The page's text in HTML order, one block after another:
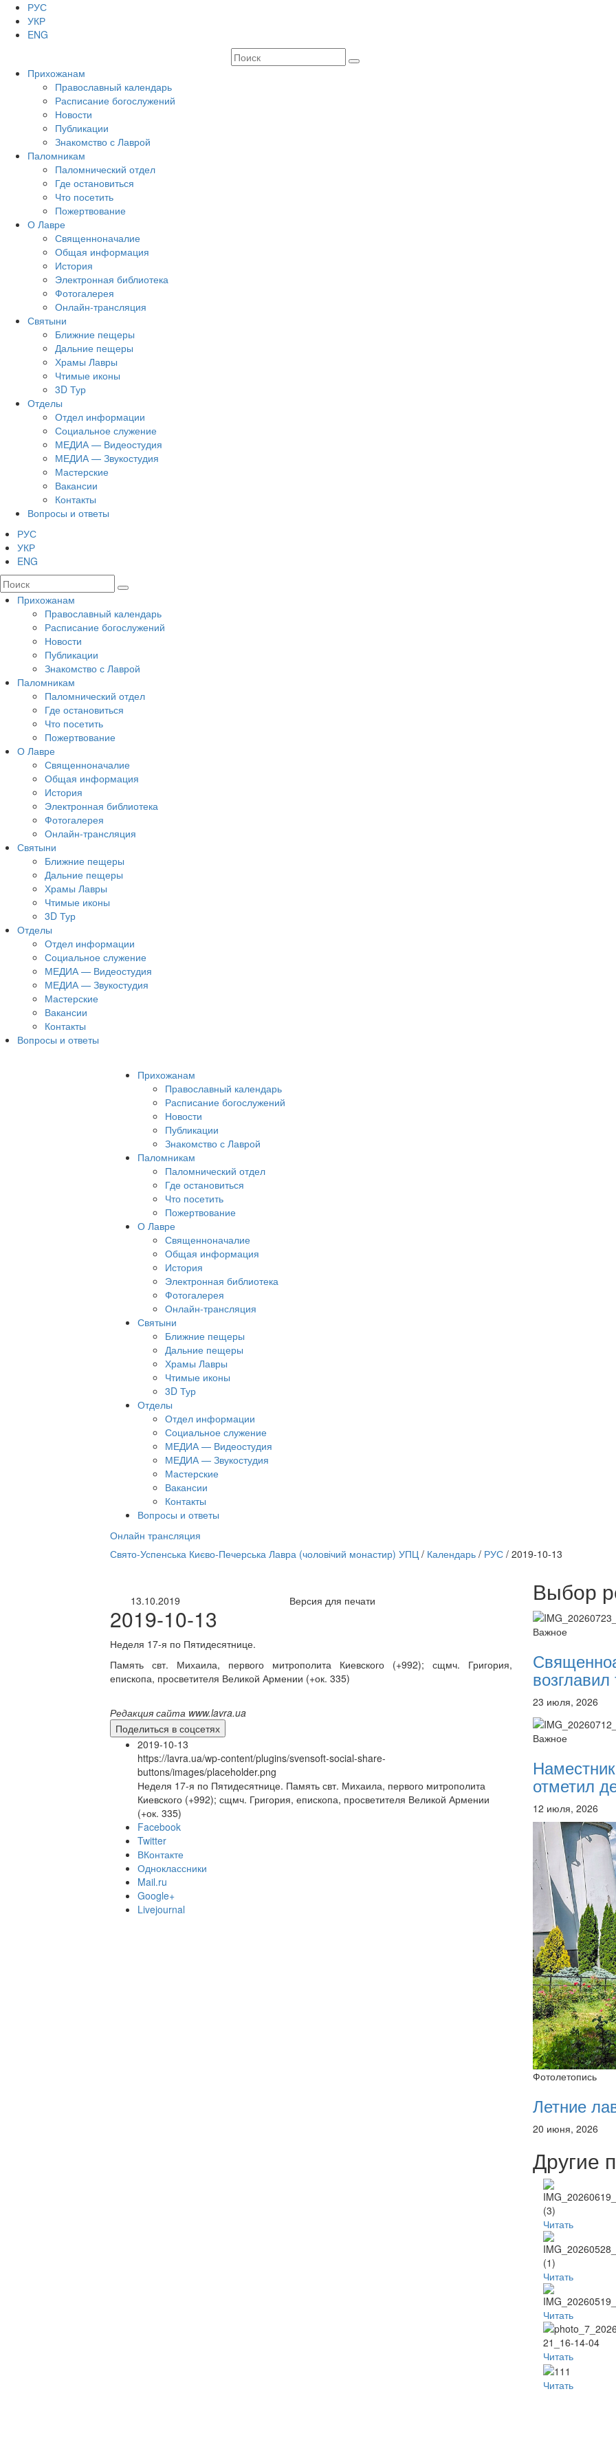
РУС
УКР
ENG
Прихожанам
Православный календарь
Расписание богослужений
Новости
Публикации
Знакомство с Лаврой
Паломникам
Паломнический отдел
Где остановиться
Что посетить
Пожертвование
О Лавре
Священноначалие
Общая информация
История
Электронная библиотека
Фотогалерея
Онлайн-трансляция
Святыни
Ближние пещеры
Дальние пещеры
Храмы Лавры
Чтимые иконы
3D Тур
Отделы
Отдел информации
Социальное служение
МЕДИА — Видеостудия
МЕДИА — Звукостудия
Мастерские
Вакансии
Контакты
Вопросы и ответы
РУС
УКР
ENG
Прихожанам
Православный календарь
Расписание богослужений
Новости
Публикации
Знакомство с Лаврой
Паломникам
Паломнический отдел
Где остановиться
Что посетить
Пожертвование
О Лавре
Священноначалие
Общая информация
История
Электронная библиотека
Фотогалерея
Онлайн-трансляция
Святыни
Ближние пещеры
Дальние пещеры
Храмы Лавры
Чтимые иконы
3D Тур
Отделы
Отдел информации
Социальное служение
МЕДИА — Видеостудия
МЕДИА — Звукостудия
Мастерские
Вакансии
Контакты
Вопросы и ответы
Прихожанам
Православный календарь
Расписание богослужений
Новости
Публикации
Знакомство с Лаврой
Паломникам
Паломнический отдел
Где остановиться
Что посетить
Пожертвование
О Лавре
Священноначалие
Общая информация
История
Электронная библиотека
Фотогалерея
Онлайн-трансляция
Святыни
Ближние пещеры
Дальние пещеры
Храмы Лавры
Чтимые иконы
3D Тур
Отделы
Отдел информации
Социальное служение
МЕДИА — Видеостудия
МЕДИА — Звукостудия
Мастерские
Вакансии
Контакты
Вопросы и ответы
Онлайн трансляция
12 сентября
12 сентября 2015
12 сентября 2015
12 сентября 2015
12 сентября 2015
12 сентября 2015
12 сентября 2015
12 сентября 2015
Перейти к архиву
Свято-Успенська Києво-Печерська Лавра (чоловічий монастир) УПЦ/ Календарь/ РУС/ 2019-10-13
13.10.2019 Версия для печати
2019-10-13
Неделя 17-я по Пятидесятнице.
Память свт. Михаила, первого митрополита Киевского (+992); сщмч. Григория,
епископа, просветителя Великой Армении (+ок. 335)
Редакция сайта www.lavra.ua
Поделиться в соцсетях
2019-10-13
https://lavra.ua/wp-content/plugins/svensoft-social-share-
buttons/images/placeholder.png
Неделя 17-я по Пятидесятнице. Память свт. Михаила, первого митрополита
Киевского (+992); сщмч. Григория, епископа, просветителя Великой Армении
(+ок. 335)
Facebook
Twitter
ВКонтакте
Одноклассники
Mail.ru
Google+
Livejournal
Выбор
Важное
23 июля, 2026
Важное
отметил
12 июля, 2026
Фотолетопись
Летние
20 июня, 2026
Другие
Читать
Читать
Читать
Читать
Читать